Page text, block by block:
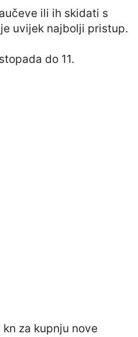
ili ih skidati s
uvijek najbolji pristup.
do 11.
za kupnju nove